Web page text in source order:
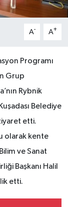
A- A+
Programı
Grup
Rybnik
Belediye
etti.
olarak kente
ve Sanat
Başkanı Halil
etti.